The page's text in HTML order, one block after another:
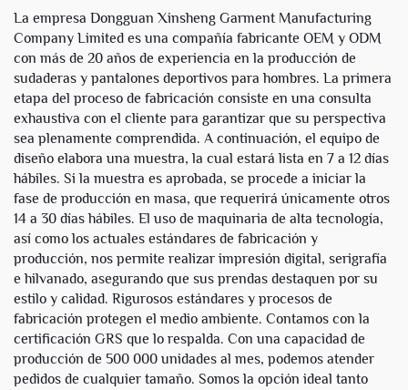
y sudadera con capucha,
chándal para hombre
La empresa Dongguan Xinsheng Garment Manufacturing
Company Limited es una compañía fabricante OEM y ODM
con más de 20 años de experiencia en la producción de
sudaderas y pantalones deportivos para hombres. La primera
etapa del proceso de fabricación consiste en una consulta
exhaustiva con el cliente para garantizar que su perspectiva
sea plenamente comprendida. A continuación, el equipo de
diseño elabora una muestra, la cual estará lista en 7 a 12 días
hábiles. Si la muestra es aprobada, se procede a iniciar la
fase de producción en masa, que requerirá únicamente otros
14 a 30 días hábiles. El uso de maquinaria de alta tecnología,
así como los actuales estándares de fabricación y
producción, nos permite realizar impresión digital, serigrafía
e hilvanado, asegurando que sus prendas destaquen por su
estilo y calidad. Rigurosos estándares y procesos de
fabricación protegen el medio ambiente. Contamos con la
certificación GRS que lo respalda. Con una capacidad de
producción de 500 000 unidades al mes, podemos atender
pedidos de cualquier tamaño. Somos la opción ideal tanto